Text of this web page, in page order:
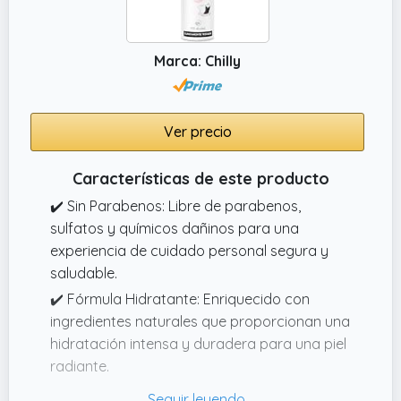
Marca: Chilly
Ver precio
Características de este producto
✔️ Sin Parabenos: Libre de parabenos,
sulfatos y químicos dañinos para una
experiencia de cuidado personal segura y
saludable.
✔️ Fórmula Hidratante: Enriquecido con
ingredientes naturales que proporcionan una
hidratación intensa y duradera para una piel
radiante.
✔️ Resultados Visibles: Comprobado para